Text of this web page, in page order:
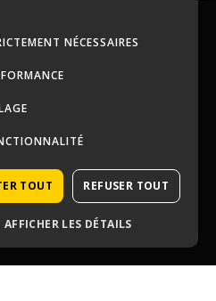
de fonds de commerce,
Immopro est le
les commerçants et
au-delà de la simple
NÉCESSAIRES
TOUT REFUSER TOUT
AFFICHER LES DÉTAILS